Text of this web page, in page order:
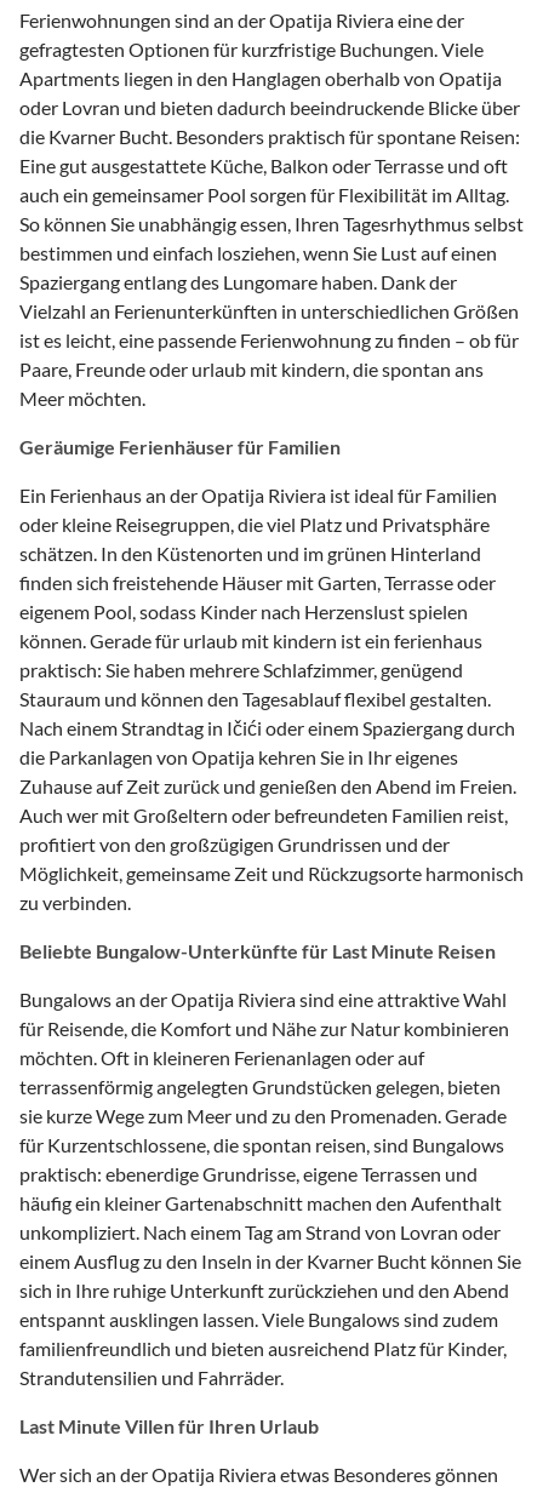
Ferienwohnungen sind an der Opatija Riviera eine der
gefragtesten Optionen für kurzfristige Buchungen. Viele
Apartments liegen in den Hanglagen oberhalb von Opatija
oder Lovran und bieten dadurch beeindruckende Blicke über
die Kvarner Bucht. Besonders praktisch für spontane Reisen:
Eine gut ausgestattete Küche, Balkon oder Terrasse und oft
auch ein gemeinsamer Pool sorgen für Flexibilität im Alltag.
So können Sie unabhängig essen, Ihren Tagesrhythmus selbst
bestimmen und einfach losziehen, wenn Sie Lust auf einen
Spaziergang entlang des Lungomare haben. Dank der
Vielzahl an Ferienunterkünften in unterschiedlichen Größen
ist es leicht, eine passende Ferienwohnung zu finden – ob für
Paare, Freunde oder urlaub mit kindern, die spontan ans
Meer möchten.
Geräumige Ferienhäuser für Familien
Ein Ferienhaus an der Opatija Riviera ist ideal für Familien
oder kleine Reisegruppen, die viel Platz und Privatsphäre
schätzen. In den Küstenorten und im grünen Hinterland
finden sich freistehende Häuser mit Garten, Terrasse oder
eigenem Pool, sodass Kinder nach Herzenslust spielen
können. Gerade für urlaub mit kindern ist ein ferienhaus
praktisch: Sie haben mehrere Schlafzimmer, genügend
Stauraum und können den Tagesablauf flexibel gestalten.
Nach einem Strandtag in Ičići oder einem Spaziergang durch
die Parkanlagen von Opatija kehren Sie in Ihr eigenes
Zuhause auf Zeit zurück und genießen den Abend im Freien.
Auch wer mit Großeltern oder befreundeten Familien reist,
profitiert von den großzügigen Grundrissen und der
Möglichkeit, gemeinsame Zeit und Rückzugsorte harmonisch
zu verbinden.
Beliebte Bungalow-Unterkünfte für Last Minute Reisen
Bungalows an der Opatija Riviera sind eine attraktive Wahl
für Reisende, die Komfort und Nähe zur Natur kombinieren
möchten. Oft in kleineren Ferienanlagen oder auf
terrassenförmig angelegten Grundstücken gelegen, bieten
sie kurze Wege zum Meer und zu den Promenaden. Gerade
für Kurzentschlossene, die spontan reisen, sind Bungalows
praktisch: ebenerdige Grundrisse, eigene Terrassen und
häufig ein kleiner Gartenabschnitt machen den Aufenthalt
unkompliziert. Nach einem Tag am Strand von Lovran oder
einem Ausflug zu den Inseln in der Kvarner Bucht können Sie
sich in Ihre ruhige Unterkunft zurückziehen und den Abend
entspannt ausklingen lassen. Viele Bungalows sind zudem
familienfreundlich und bieten ausreichend Platz für Kinder,
Strandutensilien und Fahrräder.
Last Minute Villen für Ihren Urlaub
Wer sich an der Opatija Riviera etwas Besonderes gönnen